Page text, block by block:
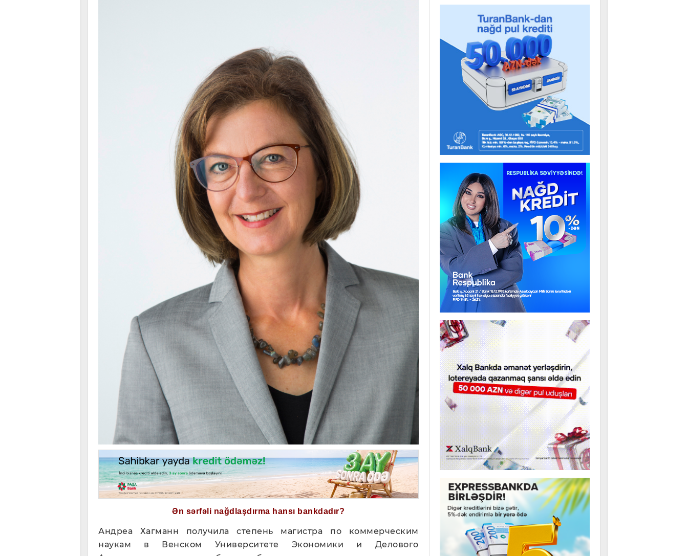
Ən sərfəli nağdlaşdırma hansı bankdadır?
Андреа Хагманн получила степень магистра по коммерческим
наукам в Венском Университете Экономики и Делового